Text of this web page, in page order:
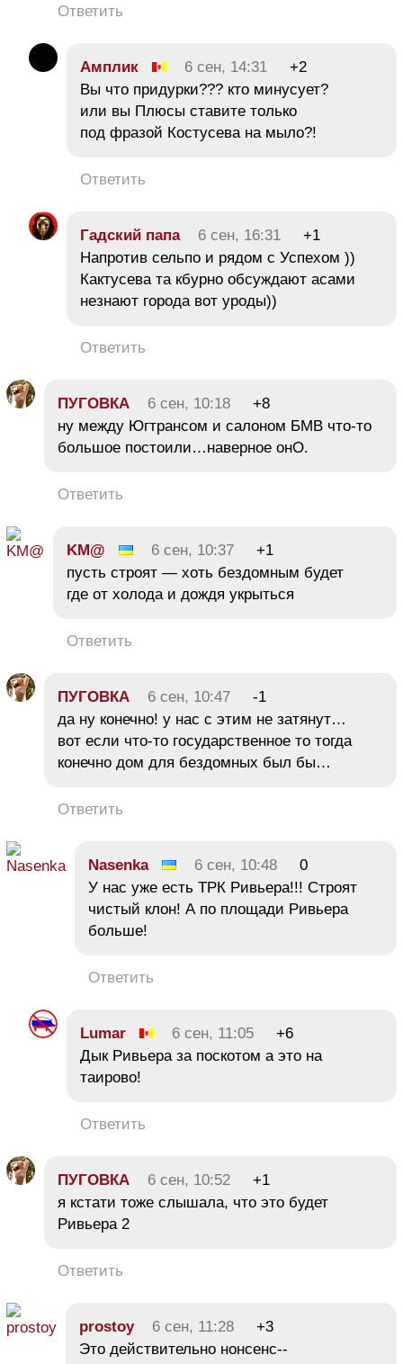
Ответить
Амплик 6 сен, 14:31
+2
Вы что придурки??? кто минусует?
или вы Плюсы ставите только
под фразой Костусева на мыло?!
Ответить
Гадский папа 6 сен, 16:31
+1
Напротив сельпо и рядом с Успехом ))
Кактусева та кбурно обсуждают асами
незнают города вот уроды))
Ответить
ПУГОВКА 6 сен, 10:18
+8
ну между Югтрансом и салоном БМВ что-то
большое постоили…наверное онО.
Ответить
KM@ 6 сен, 10:37
+1
пусть строят — хоть бездомным будет
где от холода и дождя укрыться
Ответить
ПУГОВКА 6 сен, 10:47
-1
да ну конечно! у нас с этим не затянут…
вот если что-то государственное то тогда
конечно дом для бездомных был бы…
Ответить
Nasenka 6 сен, 10:48
0
У нас уже есть ТРК Ривьера!!! Строят
чистый клон! А по площади Ривьера
больше!
Ответить
Lumar 6 сен, 11:05
+6
Дык Ривьера за поскотом а это на
таирово!
Ответить
ПУГОВКА 6 сен, 10:52
+1
я кстати тоже слышала, что это будет
Ривьера 2
Ответить
prostoy 6 сен, 11:28
+3
Это действительно нонсенс--